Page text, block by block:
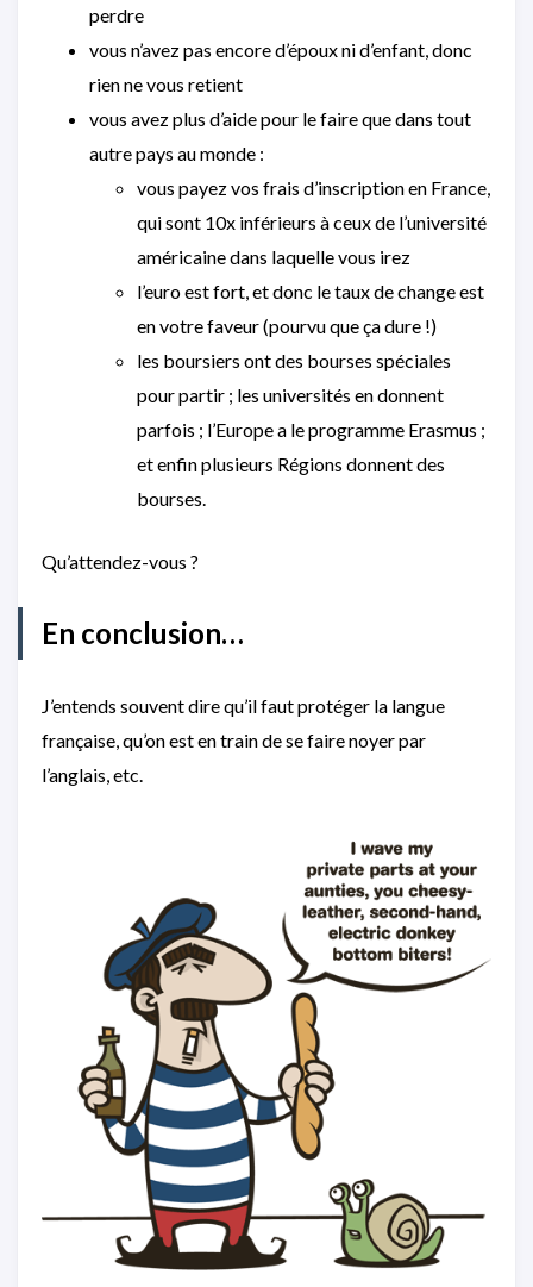
perdre
vous n’avez pas encore d’époux ni d’enfant, donc
rien ne vous retient
vous avez plus d’aide pour le faire que dans tout
autre pays au monde :
vous payez vos frais d’inscription en France,
qui sont 10x inférieurs à ceux de l’université
américaine dans laquelle vous irez
l’euro est fort, et donc le taux de change est
en votre faveur (pourvu que ça dure !)
les boursiers ont des bourses spéciales
pour partir ; les universités en donnent
parfois ; l’Europe a le programme Erasmus ;
et enfin plusieurs Régions donnent des
bourses.
Qu’attendez-vous ?
En conclusion…
J’entends souvent dire qu’il faut protéger la langue
française, qu’on est en train de se faire noyer par
l’anglais, etc.